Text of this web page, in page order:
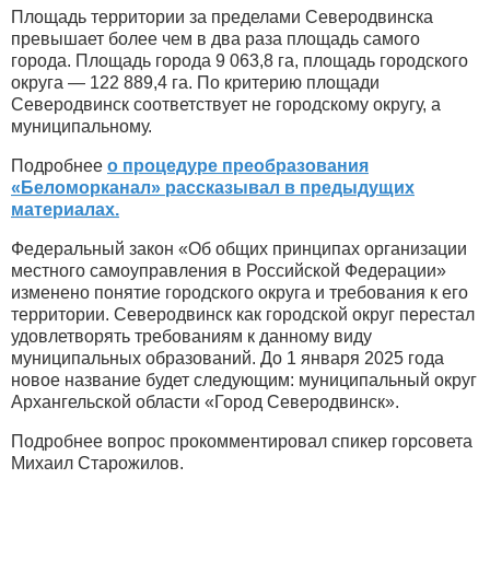
Площадь территории за пределами Северодвинска
превышает более чем в два раза площадь самого
города. Площадь города 9 063,8 га, площадь городского
округа — 122 889,4 га. По критерию площади
Северодвинск соответствует не городскому округу, а
муниципальному.
Подробнее о процедуре преобразования
«Беломорканал» рассказывал в предыдущих
материалах.
Федеральный закон «Об общих принципах организации
местного самоуправления в Российской Федерации»
изменено понятие городского округа и требования к его
территории. Северодвинск как городской округ перестал
удовлетворять требованиям к данному виду
муниципальных образований. До 1 января 2025 года
новое название будет следующим: муниципальный округ
Архангельской области «Город Северодвинск».
Подробнее вопрос прокомментировал спикер горсовета
Михаил Старожилов.